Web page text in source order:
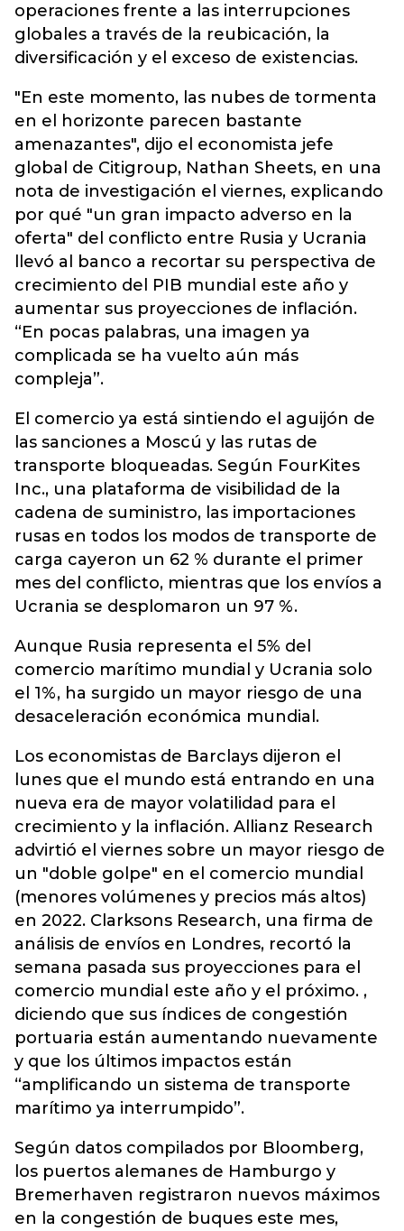
operaciones frente a las interrupciones
globales a través de la reubicación, la
diversificación y el exceso de existencias.
"En este momento, las nubes de tormenta
en el horizonte parecen bastante
amenazantes", dijo el economista jefe
global de Citigroup, Nathan Sheets, en una
nota de investigación el viernes, explicando
por qué "un gran impacto adverso en la
oferta" del conflicto entre Rusia y Ucrania
llevó al banco a recortar su perspectiva de
crecimiento del PIB mundial este año y
aumentar sus proyecciones de inflación.
“En pocas palabras, una imagen ya
complicada se ha vuelto aún más
compleja”.
El comercio ya está sintiendo el aguijón de
las sanciones a Moscú y las rutas de
transporte bloqueadas. Según FourKites
Inc., una plataforma de visibilidad de la
cadena de suministro, las importaciones
rusas en todos los modos de transporte de
carga cayeron un 62 % durante el primer
mes del conflicto, mientras que los envíos a
Ucrania se desplomaron un 97 %.
Aunque Rusia representa el 5% del
comercio marítimo mundial y Ucrania solo
el 1%, ha surgido un mayor riesgo de una
desaceleración económica mundial.
Los economistas de Barclays dijeron el
lunes que el mundo está entrando en una
nueva era de mayor volatilidad para el
crecimiento y la inflación. Allianz Research
advirtió el viernes sobre un mayor riesgo de
un "doble golpe" en el comercio mundial
(menores volúmenes y precios más altos)
en 2022. Clarksons Research, una firma de
análisis de envíos en Londres, recortó la
semana pasada sus proyecciones para el
comercio mundial este año y el próximo. ,
diciendo que sus índices de congestión
portuaria están aumentando nuevamente
y que los últimos impactos están
“amplificando un sistema de transporte
marítimo ya interrumpido”.
Según datos compilados por Bloomberg,
los puertos alemanes de Hamburgo y
Bremerhaven registraron nuevos máximos
en la congestión de buques este mes,